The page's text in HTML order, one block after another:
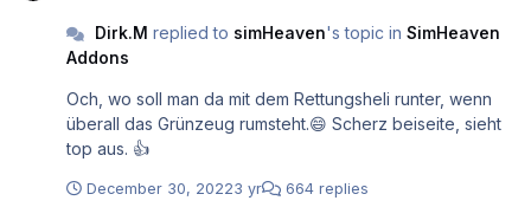
Dirk.M replied to simHeaven's topic in SimHeaven
Addons
Och, wo soll man da mit dem Rettungsheli runter, wenn
überall das Grünzeug rumsteht.😄 Scherz beiseite, sieht
top aus. 👍
December 30, 20223 yr 664 replies